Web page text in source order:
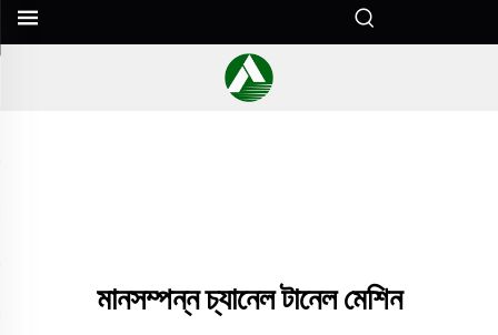
মানসম্পন্ন চ্যানেল টানেল মেশিন